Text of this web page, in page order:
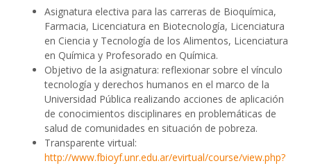
Asignatura electiva para las carreras de Bioquímica,
Farmacia, Licenciatura en Biotecnología, Licenciatura
en Ciencia y Tecnología de los Alimentos, Licenciatura
en Química y Profesorado en Química.
Objetivo de la asignatura: reflexionar sobre el vínculo
tecnología y derechos humanos en el marco de la
Universidad Pública realizando acciones de aplicación
de conocimientos disciplinares en problemáticas de
salud de comunidades en situación de pobreza.
Transparente virtual:
http://www.fbioyf.unr.edu.ar/evirtual/course/view.php?